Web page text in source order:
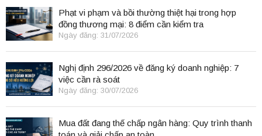
Phạt vi phạm và bồi thường thiệt hại trong hợp
đồng thương mại: 8 điểm cần kiểm tra
Ngày đăng: 31/07/2026
Nghị định 296/2026 về đăng ký doanh nghiệp: 7
việc cần rà soát
Ngày đăng: 30/07/2026
Mua đất đang thế chấp ngân hàng: Quy trình thanh